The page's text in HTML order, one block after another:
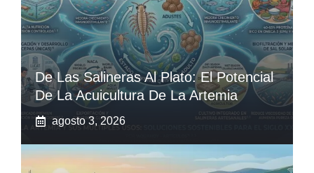
De Las Salineras Al Plato: El Potencial
De La Acuicultura De La Artemia
agosto 3, 2026